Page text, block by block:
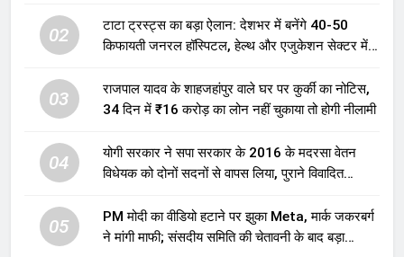
02
टाटा ट्रस्ट्स का बड़ा ऐलान: देशभर में बनेंगे 40-50
किफायती जनरल हॉस्पिटल, हेल्थ और एजुकेशन सेक्टर में
03
राजपाल यादव के शाहजहांपुर वाले घर पर कुर्की का नोटिस,
34 दिन में ₹16 करोड़ का लोन नहीं चुकाया तो होगी नीलामी
04
योगी सरकार ने सपा सरकार के 2016 के मदरसा वेतन
विधेयक को दोनों सदनों से वापस लिया, पुराने विवादित
05
PM मोदी का वीडियो हटाने पर झुका Meta, मार्क जकरबर्ग
ने मांगी माफी; संसदीय समिति की चेतावनी के बाद बड़ा